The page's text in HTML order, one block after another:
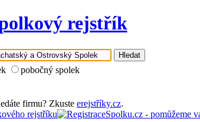
rejstřík
Hledat
pobočný spolek
firmu? Zkuste erejstříky.cz.